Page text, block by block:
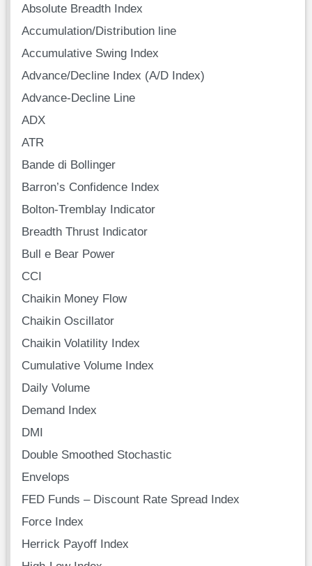
Absolute Breadth Index
Accumulation/Distribution line
Accumulative Swing Index
Advance/Decline Index (A/D Index)
Advance-Decline Line
ADX
ATR
Bande di Bollinger
Barron’s Confidence Index
Bolton-Tremblay Indicator
Breadth Thrust Indicator
Bull e Bear Power
CCI
Chaikin Money Flow
Chaikin Oscillator
Chaikin Volatility Index
Cumulative Volume Index
Daily Volume
Demand Index
DMI
Double Smoothed Stochastic
Envelops
FED Funds – Discount Rate Spread Index
Force Index
Herrick Payoff Index